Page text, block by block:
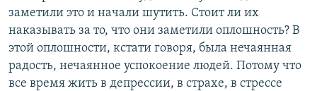
заметили это и начали шутить. Стоит ли их
наказывать за то, что они заметили оплошность? В
этой оплошности, кстати говоря, была нечаянная
радость, нечаянное успокоение людей. Потому что
все время жить в депрессии, в страхе, в стрессе